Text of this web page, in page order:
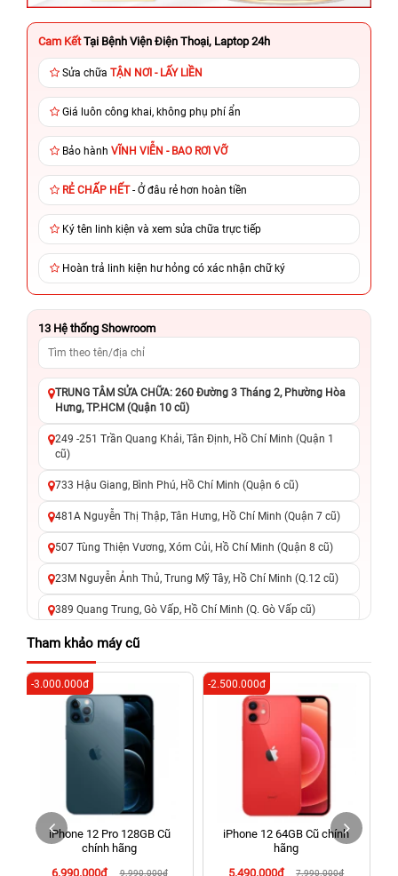
Cam Kết Tại Bệnh Viện Điện Thoại, Laptop 24h
Sửa chữa TẬN NƠI - LẤY LIỀN
Giá luôn công khai, không phụ phí ẩn
Bảo hành VĨNH VIỄN - BAO RƠI VỠ
RẺ CHẤP HẾT- Ở đâu rẻ hơn hoàn tiền
Ký tên linh kiện và xem sửa chữa trực tiếp
Hoàn trả linh kiện hư hỏng có xác nhận chữ ký
13 Hệ thống Showroom
TRUNG TÂM SỬA CHỮA: 260 Đường 3 Tháng 2, Phường Hòa
Hưng, TP.HCM (Quận 10 cũ)
249 -251 Trần Quang Khải, Tân Định, Hồ Chí Minh (Quận 1
cũ)
733 Hậu Giang, Bình Phú, Hồ Chí Minh (Quận 6 cũ)
481A Nguyễn Thị Thập, Tân Hưng, Hồ Chí Minh (Quận 7 cũ)
507 Tùng Thiện Vương, Xóm Củi, Hồ Chí Minh (Quận 8 cũ)
23M Nguyễn Ảnh Thủ, Trung Mỹ Tây, Hồ Chí Minh (Q.12 cũ)
389 Quang Trung, Gò Vấp, Hồ Chí Minh (Q. Gò Vấp cũ)
625 - 625A Âu Cơ, Tân Phú, Hồ Chí Minh (Quận Tân Phú cũ)
326 Lê Văn Việt, Tăng Nhơn Phú, Hồ Chí Minh (Q.9 TP. Thủ
Đức cũ)
256 Võ Văn Ngân, Thủ Đức, Hồ Chí Minh (Bình Thọ, TP. Thủ
70 Nguyễn An Ninh, Dĩ An, Hồ Chí Minh (Bình Dương Cũ)
24h Vũng Tàu: 162A Ba Cu, Vũng Tàu, Hồ Chí Minh (TP. Vũng
Tàu cũ)
198 Hoàng Văn Thụ, Tân Sơn Nhất, Hồ Chí Minh (Tân Bình
Tham khảo máy cũ
iPhone 12 Pro 128GB Cũ
chính hãng
6.990.000đ
9.990.000đ
-3.000.000đ
iPhone 12 64GB Cũ chính
hãng
5.490.000đ
7.990.000đ
-2.500.000đ